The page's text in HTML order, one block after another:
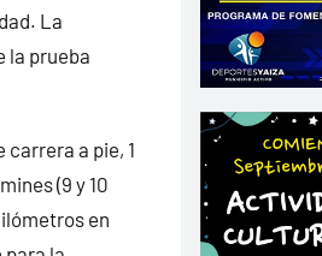
La
la prueba
a pie, 1
(9 y 10
en